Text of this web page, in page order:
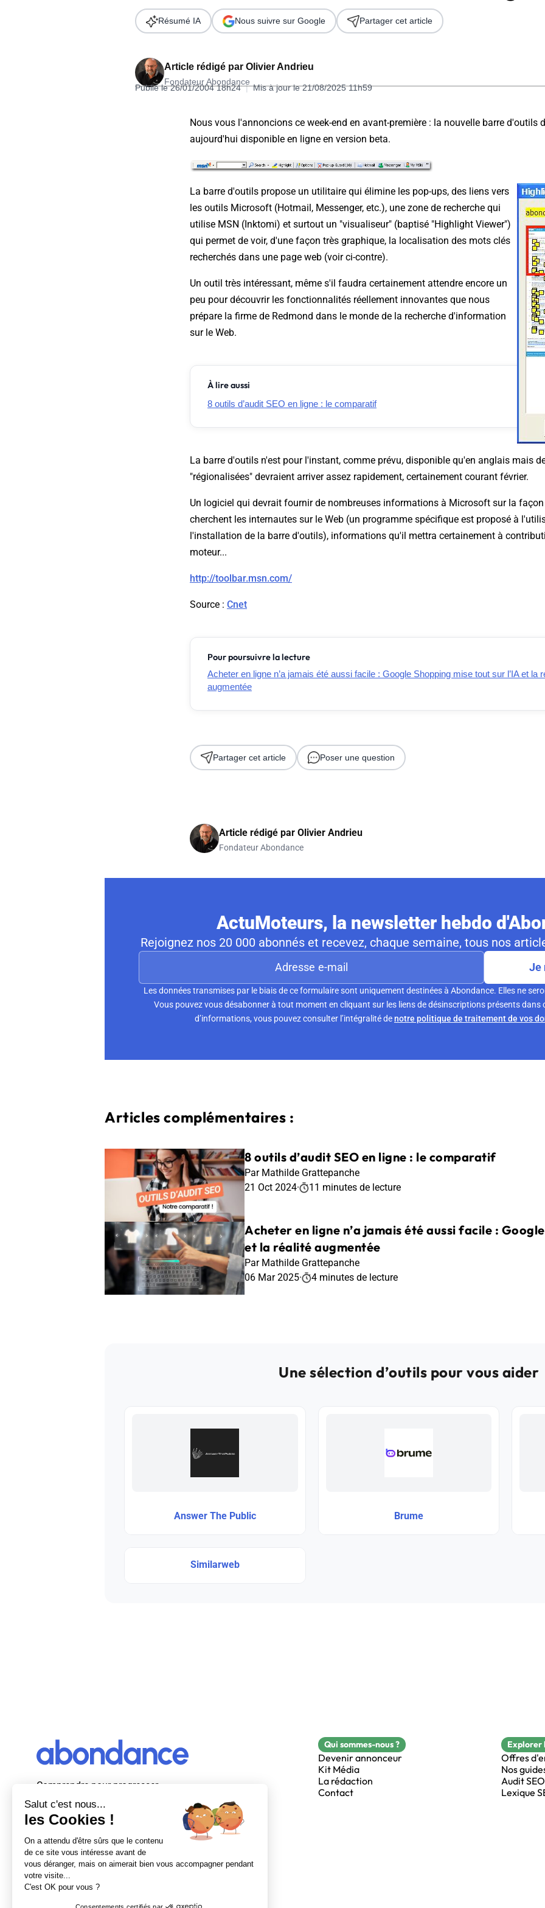
Télécharger l'Ebook
244.30€ HT au lieu de 349€ pendant 1 mois !
Article rédigé par Olivier Andrieu
Fondateur Abondance
Publié le 26/01/2004 18h24 | Mis à jour le 21/08/2025 11h59
Résumé IA Nous suivre sur Google Partager cet article
Nous vous l'annoncions ce week-end en avant-première : la nouvelle barre d'outils
aujourd'hui disponible en ligne en version beta.
La barre d'outils propose un utilitaire qui élimine les pop-ups, des liens vers
les outils Microsoft (Hotmail, Messenger, etc.), une zone de recherche qui
utilise MSN (Inktomi) et surtout un "visualiseur" (baptisé "Highlight Viewer")
qui permet de voir, d'une façon très graphique, la localisation des mots clés
recherchés dans une page web (voir ci-contre).
Un outil très intéressant, même s'il faudra certainement attendre encore un
peu pour découvrir les fonctionnalités réellement innovantes que nous
prépare la firme de Redmond dans le monde de la recherche d'information
sur le Web.
À lire aussi
8 outils d’audit SEO en ligne : le comparatif
La barre d'outils n'est pour l'instant, comme prévu, disponible qu'en anglais mais
"régionalisées" devraient arriver assez rapidement, certainement courant février.
Un logiciel qui devrait fournir de nombreuses informations à Microsoft sur la
cherchent les internautes sur le Web (un programme spécifique est proposé à
l'installation de la barre d'outils), informations qu'il mettra certainement à
moteur...
http://toolbar.msn.com/
Source : Cnet
Pour poursuivre la lecture
Acheter en ligne n’a jamais été aussi facile : Google Shopping mise tout sur l’IA et la
augmentée
Partager cet article Poser une question
Article rédigé par Olivier Andrieu
Fondateur Abondance
ActuMoteurs, la newsletter hebdo
Rejoignez nos 20 000 abonnés et recevez, chaque semaine, tous nos
Je
Les données transmises par le biais de ce formulaire sont uniquement destinées à Abondance. Elles ne
Vous pouvez vous désabonner à tout moment en cliquant sur les liens de désinscriptions présents dans
d’informations, vous pouvez consulter l’intégralité denotre politique de traitement de vos
Articles complémentaires :
8 outils d’audit SEO en ligne : le comparatif
Par Mathilde Grattepanche
21 Oct 2024· 11 minutes de lecture
Acheter en ligne n’a jamais été aussi facile :
et la réalité augmentée
Par Mathilde Grattepanche
06 Mar 2025· 4 minutes de lecture
Une sélection d’outils pour vous aider
Answer The Public Brume
Similarweb
Comprendre pour progresser
Abondance, le premier média d’actualité
autour du SEO et des moteurs de recherche
en France.
Qui sommes-nous ?
Devenir annonceur
Kit Média
La rédaction
Contact
Explorer
Offres
Nos
Audit SEO
Lexique